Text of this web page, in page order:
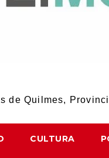
de Quilmes,
CULTURA